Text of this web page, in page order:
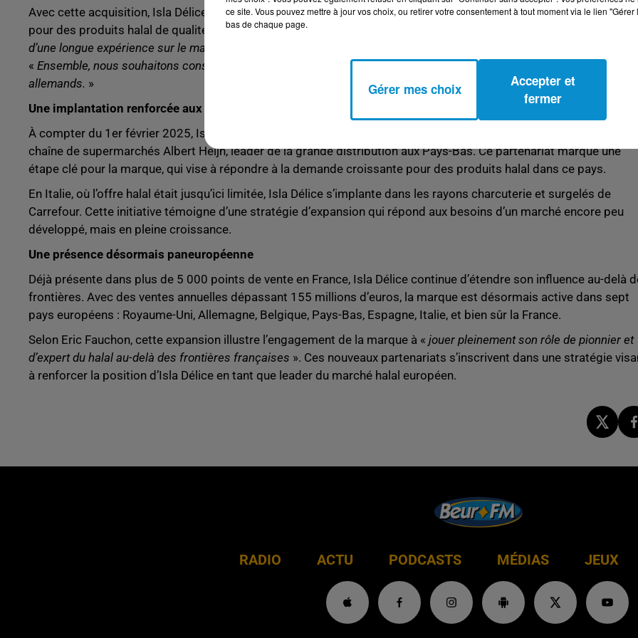
Avec cette acquisition, Isla Délice s’ouvre à de nouvelles perspectives de croissance dans un pays où la demande
pour des produits halal de qualité est en plein essor. «
d’une longue expérience sur le marché allemand
« Ensemble, nous souhaitons construire une offre large et moderne de produits halal au service des consommateurs
allemands. »
Une implantation renforcée aux Pays-Bas et en Italie
À compter du 1er février 2025, Isla Délice fera son entrée sur le marché néerlandais en intégrant les rayons de la
chaîne de supermarchés Albert Heijn, leader de la grande distribution aux Pays-Bas. Ce partenariat marque une
étape clé pour la marque, qui vise à répondre à la demande croissante pour des produits halal dans ce pays.
En Italie, où l’offre halal était jusqu’ici limitée, Isla Délice s’implante dans les rayons charcuterie et surgelés de
Carrefour. Cette initiative témoigne d’une stratégie d’expansion qui répond aux besoins d’un marché encore peu
développé, mais en pleine croissance.
Une présence désormais paneuropéenne
Déjà présente dans plus de 5 000 points de vente en France, Isla Délice continue d’étendre son influence au-delà
frontières. Avec des ventes annuelles dépassant 155 millions d’euros, la marque est désormais active dans sept
pays européens : Royaume-Uni, Allemagne, Belgique, Pays-Bas, Espagne, Italie, et bien sûr la France.
Selon Eric Fauchon, cette expansion illustre l’engagement de la marque à « jouer pleinement son rôle de pionnier et
d’expert du halal au-delà des frontières françaises ». Ces nouveaux partenariats s’inscrivent dans une stratégie
à renforcer la position d’Isla Délice en tant que leader du marché halal européen.
RADIO ACTU PODCASTS MÉDIAS JEUX
ce site. Vous pouvez mettre à jour vos choix, ou retirer votre consentement à tout moment via le lien
bas de chaque page.
Gérer mes choix
Accepter et
fermer